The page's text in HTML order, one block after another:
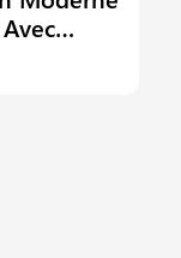
Osier